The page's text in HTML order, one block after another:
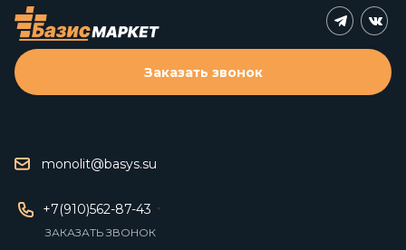
monolit@basys.su
+7(910)562-87-43
ЗАКАЗАТЬ ЗВОНОК
Заказать звонок